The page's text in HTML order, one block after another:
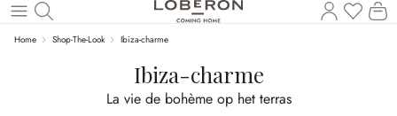
Naar de hoofdinhoud
U
Home Shop-The-Look Ibiza-charme
Ibiza-charme
La vie de bohème op het terras